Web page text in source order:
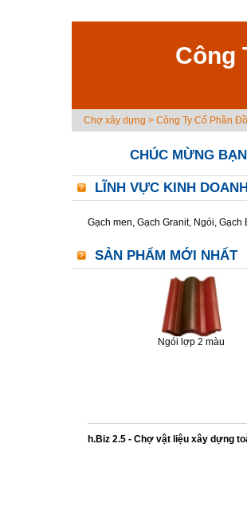
Công
Chợ xây dựng > Công Ty Cổ Phần
CHÚC MỪNG
LĨNH VỰC KINH
Gạch men, Gạch Granit, Ngói,
SẢN PHẨM MỚI NHẤT
Ngói lợp 2 màu
h.Biz 2.5 - Chợ vật liệu xây dựng